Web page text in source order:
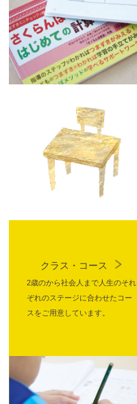
クラス・コース
2歳のから社会人まで人生のそれ
ぞれのステージに合わせたコー
スをご用意しています。